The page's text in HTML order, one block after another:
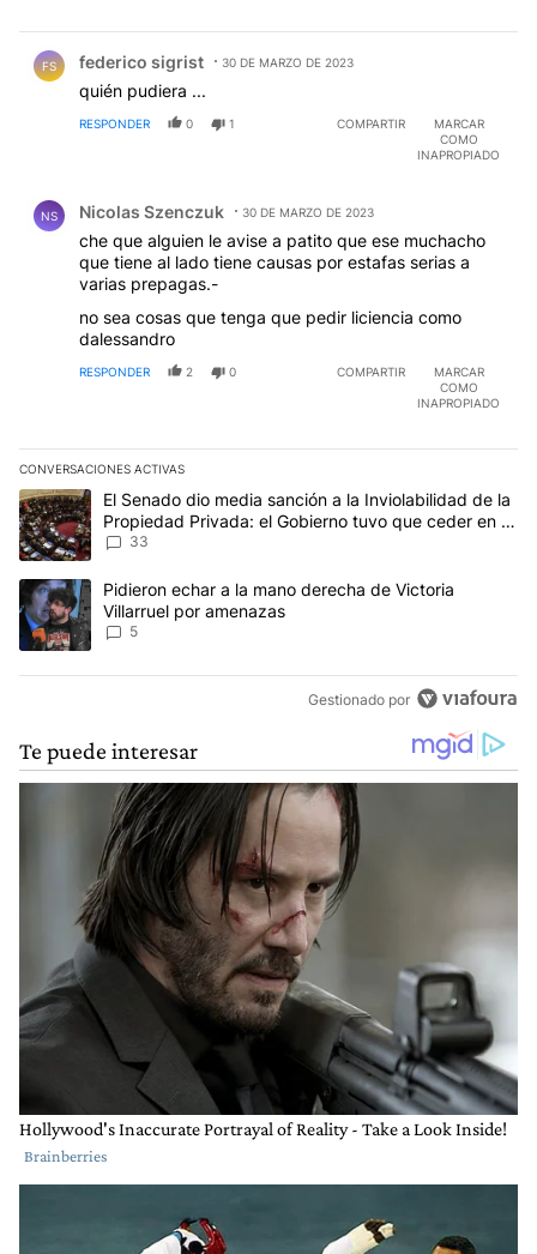
FS federico sigrist 30 DE MARZO DE 2023
quién pudiera ...
RESPONDER 0 1 COMPARTIR
MARCAR
COMO
INAPROPIADO
NS Nicolas Szenczuk 30 DE MARZO DE 2023
che que alguien le avise a patito que ese muchacho
que tiene al lado tiene causas por estafas serias a
varias prepagas.-
no sea cosas que tenga que pedir liciencia como
dalessandro
RESPONDER 2 0 COMPARTIR
MARCAR
COMO
INAPROPIADO
CONVERSACIONES ACTIVAS
Este listado muestra los artículos con más comentarios en los
Un artículo de tendencia con el título "El Senado dio media
El Senado dio media sanción a la Inviolabilidad de la
Propiedad Privada: el Gobierno tuvo que ceder en la
Ley del Manejo del Fuego
33
Un artículo de tendencia con el título "Pidieron echar a la mano
Pidieron echar a la mano derecha de Victoria
Villarruel por amenazas
5
Gestionado por